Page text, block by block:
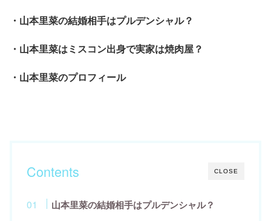
・山本里菜の結婚相手はプルデンシャル？
・山本里菜はミスコン出身で実家は焼肉屋？
・山本里菜のプロフィール
CLOSE
Contents
山本里菜の結婚相手はプルデンシャル？